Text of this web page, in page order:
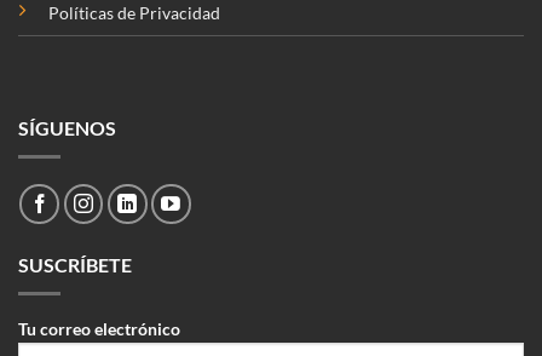
Políticas de Privacidad
SÍGUENOS
SUSCRÍBETE
Tu correo electrónico